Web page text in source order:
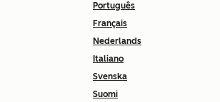
Português
Français
Nederlands
Italiano
Svenska
Suomi